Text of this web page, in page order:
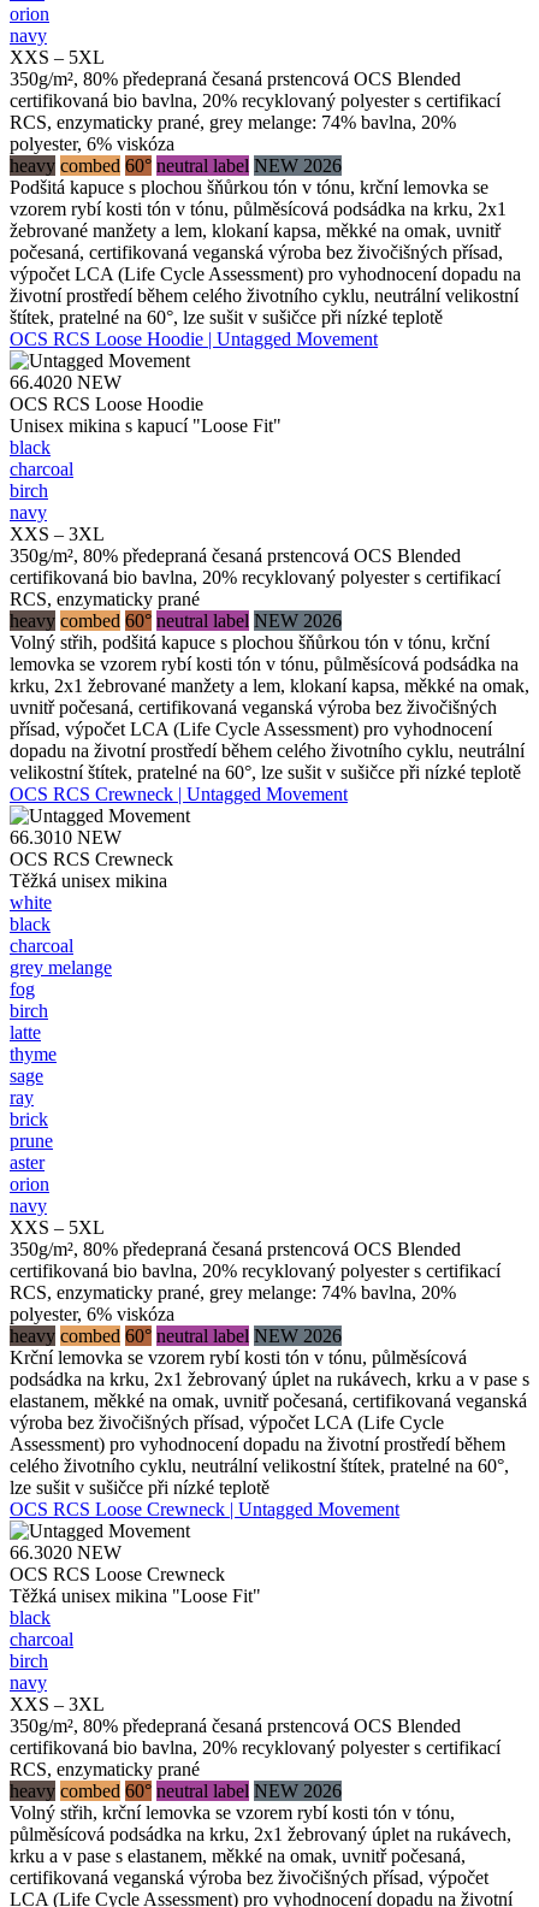
orion
navy
XXS – 5XL
350g/m², 80% předepraná česaná prstencová OCS Blended
certifikovaná bio bavlna, 20% recyklovaný polyester s certifikací
RCS, enzymaticky prané, grey melange: 74% bavlna, 20%
polyester, 6% viskóza
heavy combed 60° neutral label NEW 2026
Podšitá kapuce s plochou šňůrkou tón v tónu, krční lemovka se
vzorem rybí kosti tón v tónu, půlměsícová podsádka na krku, 2x1
žebrované manžety a lem, klokaní kapsa, měkké na omak, uvnitř
počesaná, certifikovaná veganská výroba bez živočišných přísad,
výpočet LCA (Life Cycle Assessment) pro vyhodnocení dopadu na
životní prostředí během celého životního cyklu, neutrální velikostní
štítek, pratelné na 60°, lze sušit v sušičce při nízké teplotě
OCS RCS Loose Hoodie | Untagged Movement
66.4020 NEW
OCS RCS Loose Hoodie
Unisex mikina s kapucí "Loose Fit"
black
charcoal
birch
navy
XXS – 3XL
350g/m², 80% předepraná česaná prstencová OCS Blended
certifikovaná bio bavlna, 20% recyklovaný polyester s certifikací
RCS, enzymaticky prané
heavy combed 60° neutral label NEW 2026
Volný střih, podšitá kapuce s plochou šňůrkou tón v tónu, krční
lemovka se vzorem rybí kosti tón v tónu, půlměsícová podsádka na
krku, 2x1 žebrované manžety a lem, klokaní kapsa, měkké na omak,
uvnitř počesaná, certifikovaná veganská výroba bez živočišných
přísad, výpočet LCA (Life Cycle Assessment) pro vyhodnocení
dopadu na životní prostředí během celého životního cyklu, neutrální
velikostní štítek, pratelné na 60°, lze sušit v sušičce při nízké teplotě
OCS RCS Crewneck | Untagged Movement
66.3010 NEW
OCS RCS Crewneck
Těžká unisex mikina
white
black
charcoal
grey melange
fog
birch
latte
thyme
sage
ray
brick
prune
aster
orion
navy
XXS – 5XL
350g/m², 80% předepraná česaná prstencová OCS Blended
certifikovaná bio bavlna, 20% recyklovaný polyester s certifikací
RCS, enzymaticky prané, grey melange: 74% bavlna, 20%
polyester, 6% viskóza
heavy combed 60° neutral label NEW 2026
Krční lemovka se vzorem rybí kosti tón v tónu, půlměsícová
podsádka na krku, 2x1 žebrovaný úplet na rukávech, krku a v pase s
elastanem, měkké na omak, uvnitř počesaná, certifikovaná veganská
výroba bez živočišných přísad, výpočet LCA (Life Cycle
Assessment) pro vyhodnocení dopadu na životní prostředí během
celého životního cyklu, neutrální velikostní štítek, pratelné na 60°,
lze sušit v sušičce při nízké teplotě
OCS RCS Loose Crewneck | Untagged Movement
66.3020 NEW
OCS RCS Loose Crewneck
Těžká unisex mikina "Loose Fit"
black
charcoal
birch
navy
XXS – 3XL
350g/m², 80% předepraná česaná prstencová OCS Blended
certifikovaná bio bavlna, 20% recyklovaný polyester s certifikací
RCS, enzymaticky prané
heavy combed 60° neutral label NEW 2026
Volný střih, krční lemovka se vzorem rybí kosti tón v tónu,
půlměsícová podsádka na krku, 2x1 žebrovaný úplet na rukávech,
krku a v pase s elastanem, měkké na omak, uvnitř počesaná,
certifikovaná veganská výroba bez živočišných přísad, výpočet
LCA (Life Cycle Assessment) pro vyhodnocení dopadu na životní